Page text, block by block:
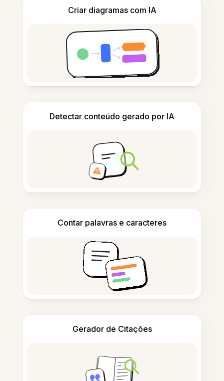
Criar diagramas com IA
Detectar conteúdo gerado por IA
Contar palavras e caracteres
Gerador de Citações